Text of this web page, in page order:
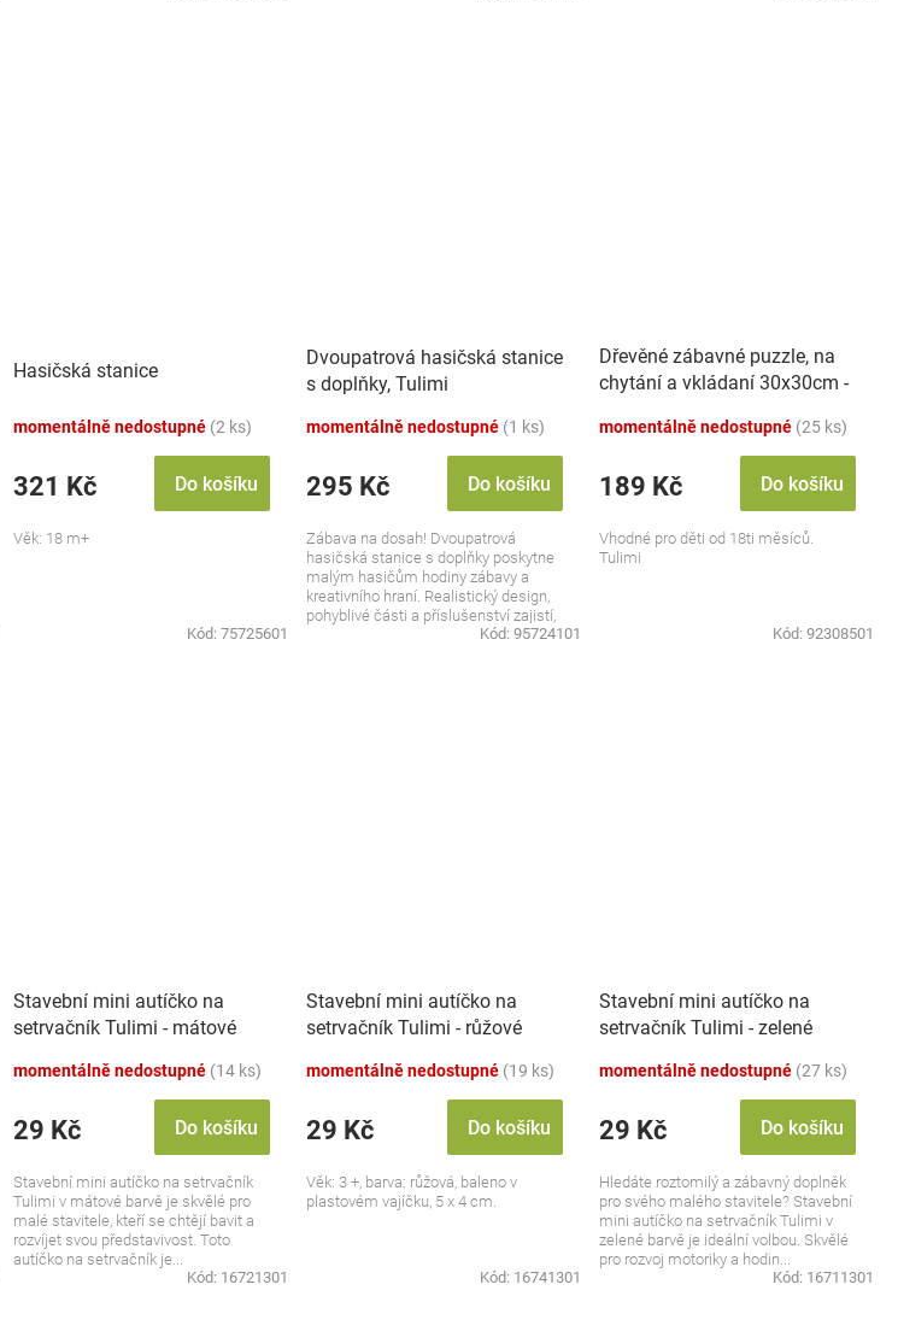
Hasičská stanice
momentálně nedostupné (2 ks)
321 Kč Do košíku
Věk: 18 m+
Kód: 75725601
Dvoupatrová hasičská stanice
s doplňky, Tulimi
momentálně nedostupné (1 ks)
295 Kč Do košíku
Zábava na dosah! Dvoupatrová
hasičská stanice s doplňky poskytne
malým hasičům hodiny zábavy a
kreativního hraní. Realistický design,
pohyblivé části a příslušenství zajistí,
Kód: 95724101
Dřevěné zábavné puzzle, na
chytání a vkládaní 30x30cm -
momentálně nedostupné (25 ks)
189 Kč Do košíku
Vhodné pro děti od 18ti měsíců.
Tulimi
Kód: 92308501
Stavební mini autíčko na
setrvačník Tulimi - mátové
momentálně nedostupné (14 ks)
29 Kč Do košíku
Stavební mini autíčko na setrvačník
Tulimi v mátové barvě je skvělé pro
malé stavitele, kteří se chtějí bavit a
rozvíjet svou představivost. Toto
autíčko na setrvačník je...
Kód: 16721301
Stavební mini autíčko na
setrvačník Tulimi - růžové
momentálně nedostupné (19 ks)
29 Kč Do košíku
Věk: 3 +, barva: růžová, baleno v
plastovém vajíčku, 5 x 4 cm.
Kód: 16741301
Stavební mini autíčko na
setrvačník Tulimi - zelené
momentálně nedostupné (27 ks)
29 Kč Do košíku
Hledáte roztomilý a zábavný doplněk
pro svého malého stavitele? Stavební
mini autíčko na setrvačník Tulimi v
zelené barvě je ideální volbou. Skvělé
pro rozvoj motoriky a hodin...
Kód: 16711301